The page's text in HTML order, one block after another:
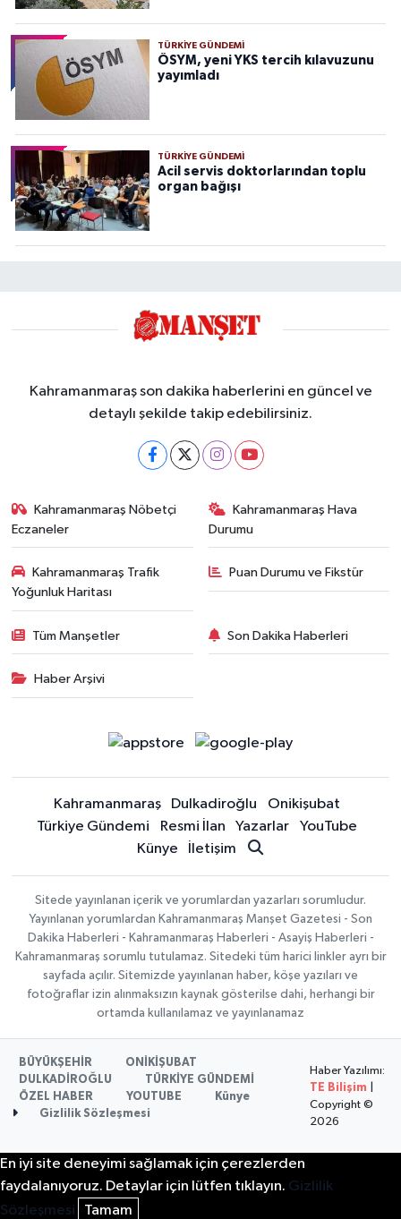
TÜRKIYE GÜNDEMI
ÖSYM, yeni YKS tercih kılavuzunu
yayımladı
TÜRKIYE GÜNDEMI
Acil servis doktorlarından toplu
organ bağışı
Kahramanmaraş son dakika haberlerini en güncel ve
detaylı şekilde takip edebilirsiniz.
Kahramanmaraş Nöbetçi
Eczaneler
Kahramanmaraş Hava
Durumu
Kahramanmaraş Trafik
Yoğunluk Haritası
Puan Durumu ve Fikstür
Tüm Manşetler Son Dakika Haberleri
Haber Arşivi
Kahramanmaraş Dulkadiroğlu
Onikişubat
Türkiye Gündemi
Resmi İlan Yazarlar
YouTube
Künye
İletişim
Sitede yayınlanan içerik ve yorumlardan yazarları sorumludur.
Yayınlanan yorumlardan Kahramanmaraş Manşet Gazetesi - Son
Dakika Haberleri - Kahramanmaraş Haberleri - Asayiş Haberleri -
Kahramanmaraş sorumlu tutulamaz. Sitedeki tüm harici linkler ayrı bir
sayfada açılır. Sitemizde yayınlanan haber, köşe yazıları ve
fotoğraflar izin alınmaksızın kaynak gösterilse dahi, herhangi bir
ortamda kullanılamaz ve yayınlanamaz
BÜYÜKŞEHİR
ONİKİŞUBAT
DULKADİROĞLU
TÜRKİYE GÜNDEMİ
ÖZEL HABER
YOUTUBE
Künye
Gizlilik Sözleşmesi
Haber Yazılımı:
TE Bilişim
Copyright ©
2026
En iyi site deneyimi sağlamak için çerezlerden
faydalanıyoruz. Detaylar için lütfen tıklayın. Gizlilik
Sözleşmesi
Tamam